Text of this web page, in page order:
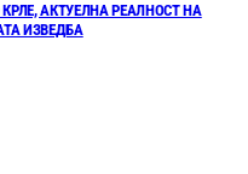
АКТУЕЛНА РЕАЛНОСТ НА
ИЗВЕДБА